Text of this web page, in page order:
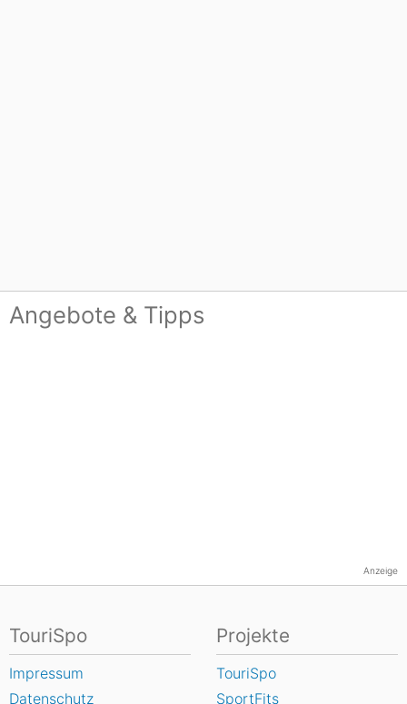
Angebote & Tipps
Anzeige
TouriSpo
Impressum
Datenschutz
Projekte
TouriSpo
SportFits